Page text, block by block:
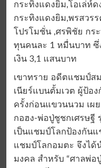
กระทิงแดงยิม,โอเล่ห์
กระทิงแดงยิม,พรสวร
โปรโมชั่น ,ศรพิชัย กร
ทุนคนละ 1 หมื่นบาท ซึ่
เงิน 3,1 แสนบาท
เขาทราย อดีตแชมป์ส
เนียร์แบนตั้มเวต ผู้ป้อ
ครั้งก่อนแขวนนวม เผ
กอฮง-พ่อปู่ชูชกเศรษฐี
เป็นแชมป์โลกป้องกัน
แชมป์โลกอมตะ จึงได้
มงคล สำหรับ “ศาลพ่อ